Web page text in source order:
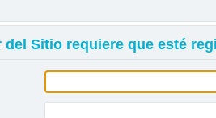
Sitio requiere que esté